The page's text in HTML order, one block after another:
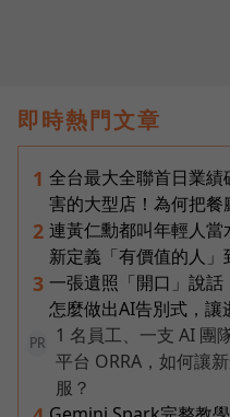
即時熱門文章
1 全台最大全聯首日業
害的大型店！為何把餐
2 連黃仁勳都叫年輕人
新定義「有價值的人」
3 一張遺照「開口」說
怎麼做出AI告別式，讓
PR
1 名員工、一支 AI
平台 ORRA，如何讓
服？